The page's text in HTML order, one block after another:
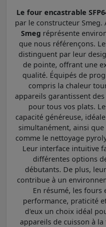
Le four encastrable
par le constructeur Smeg.
Smeg réprésente
que nous référençons.
distinguent par leur
de pointe, offrant une
qualité. Équipés de
compris la chaleur
appareils garantissent
pour tous vos plats.
capacité généreuse,
simultanément, ainsi
comme le nettoyage
Leur interface intuitive
différentes options
débutants. De plus,
contribue à un
En résumé, les fours
performance, praticité
d'eux un choix idéal
appareils de cuisson à